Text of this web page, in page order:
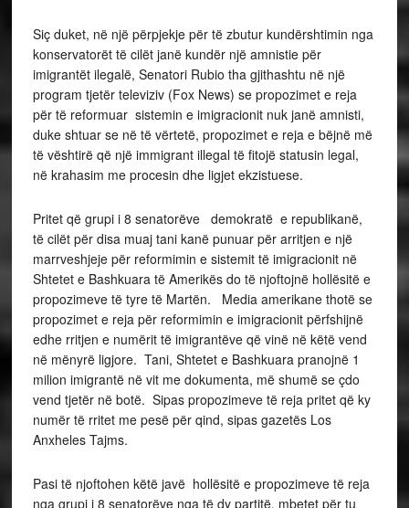
Siç duket, në një përpjekje për të zbutur kundërshtimin nga
konservatorët të cilët janë kundër një amnistie për
imigrantët ilegalë, Senatori Rubio tha gjithashtu në një
program tjetër televiziv (Fox News) se propozimet e reja
për të reformuar sistemin e imigracionit nuk janë amnisti,
duke shtuar se në të vërtetë, propozimet e reja e bëjnë më
të vështirë që një immigrant illegal të fitojë statusin legal,
në krahasim me procesin dhe ligjet ekzistuese.
Pritet që grupi i 8 senatorëve demokratë e republikanë,
të cilët për disa muaj tani kanë punuar për arritjen e një
marrveshjeje për reformimin e sistemit të imigracionit në
Shtetet e Bashkuara të Amerikës do të njoftojnë hollësitë e
propozimeve të tyre të Martën. Media amerikane thotë se
propozimet e reja për reformimin e imigracionit përfshijnë
edhe rritjen e numërit të imigrantëve që vinë në këtë vend
në mënyrë ligjore. Tani, Shtetet e Bashkuara pranojnë 1
milion imigrantë në vit me dokumenta, më shumë se çdo
vend tjetër në botë. Sipas propozimeve të reja pritet që ky
numër të rritet me pesë për qind, sipas gazetës Los
Anxheles Tajms.
Pasi të njoftohen këtë javë hollësitë e propozimeve të reja
nga grupi i 8 senatorëve nga të dy partitë, mbetet për tu